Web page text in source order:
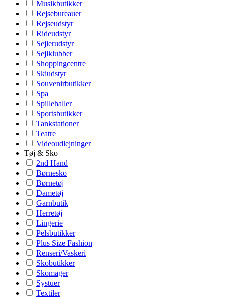
Musikbutikker
Rejsebureauer
Rejseudstyr
Rideudstyr
Sejlerudstyr
Sejlklubber
Shoppingcentre
Skiudstyr
Souvenirbutikker
Spa
Spillehaller
Sportsbutikker
Tankstationer
Teatre
Videoudlejninger
Tøj & Sko
2nd Hand
Børnesko
Børnetøj
Dametøj
Garnbutik
Herretøj
Lingerie
Pelsbutikker
Plus Size Fashion
Renseri/Vaskeri
Skobutikker
Skomager
Systuer
Textiler